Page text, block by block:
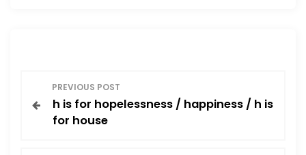
PREVIOUS POST
h is for hopelessness / happiness / h is
for house